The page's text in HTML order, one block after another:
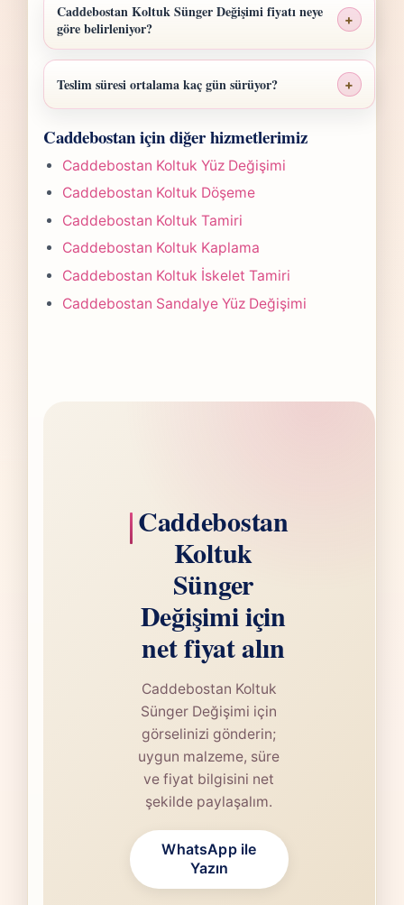
Caddebostan Koltuk Sünger Değişimi fiyatı neye
göre belirleniyor?
+
Caddebostan Koltuk Sünger Değişimi fiyatı;
ölçü, malzeme sınıfı, işçilik yoğunluğu ve
teslim planına göre belirlenir. Fotoğraf
gönderdiğinizde hızlıca anlaşılır bir aralık
Teslim süresi ortalama kaç gün sürüyor? +
işlerinde süre yapılan işlemin kapsamına göre
değişir. Çoğu projede 5-7 iş günü hedefiyle
çalışır, olası değişikliği önceden bildiririz.
Caddebostan için diğer hizmetlerimiz
Caddebostan Koltuk Yüz Değişimi
Caddebostan Koltuk Döşeme
Caddebostan Koltuk Tamiri
Caddebostan Koltuk Kaplama
Caddebostan Koltuk İskelet Tamiri
Caddebostan Sandalye Yüz Değişimi
Caddebostan
Koltuk
Sünger
Değişimi için
net fiyat alın
Caddebostan Koltuk
Sünger Değişimi için
görselinizi gönderin;
uygun malzeme, süre
ve fiyat bilgisini net
şekilde paylaşalım.
WhatsApp ile
Yazın